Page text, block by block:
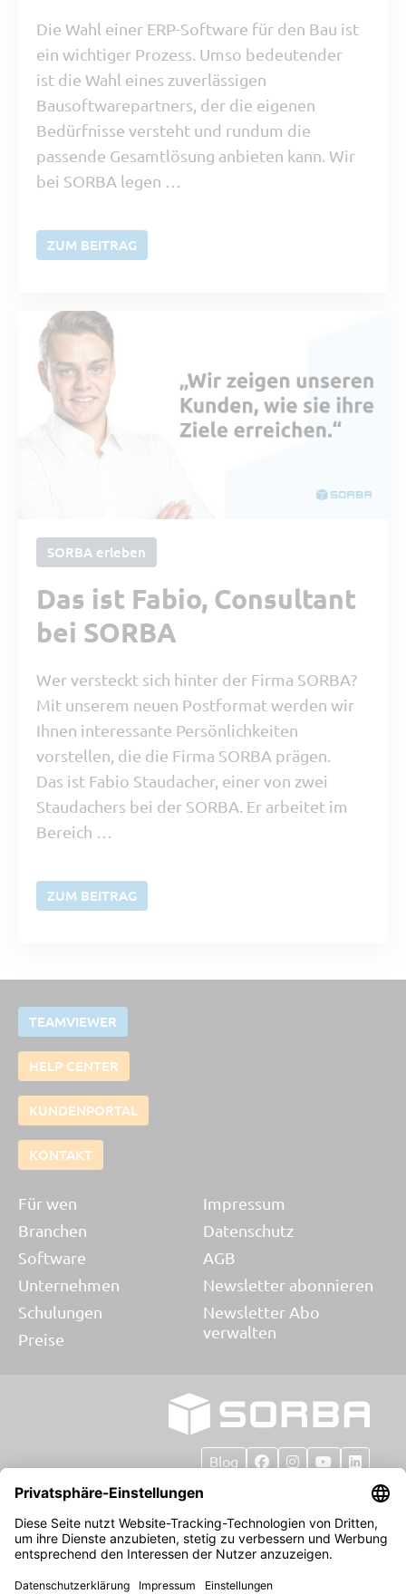
Die Wahl einer ERP-Software für den Bau ist
ein wichtiger Prozess. Umso bedeutender
ist die Wahl eines zuverlässigen
Bausoftwarepartners, der die eigenen
Bedürfnisse versteht und rundum die
passende Gesamtlösung anbieten kann. Wir
bei SORBA legen …
ZUM BEITRAG
SORBA erleben
Das ist Fabio, Consultant
bei SORBA
Wer versteckt sich hinter der Firma SORBA?
Mit unserem neuen Postformat werden wir
Ihnen interessante Persönlichkeiten
vorstellen, die die Firma SORBA prägen.
Das ist Fabio Staudacher, einer von zwei
Staudachers bei der SORBA. Er arbeitet im
Bereich …
ZUM BEITRAG
TEAMVIEWER
HELP CENTER
KUNDENPORTAL
KONTAKT
Für wen
Branchen
Software
Unternehmen
Schulungen
Preise
Impressum
Datenschutz
AGB
Newsletter abonnieren
Newsletter Abo
verwalten
Blog